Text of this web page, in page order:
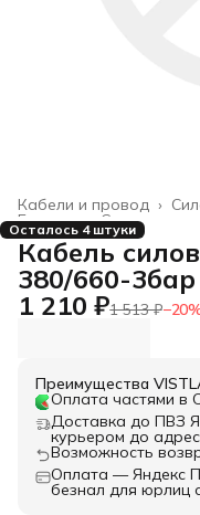
Кабели и провод ›
Главная ›
Осталось 4 штуки
Кабель
380/660-3бар
1 210 ₽1 513 ₽−20
Преимущества
Оплата частями в
Доставка до ПВЗ
курьером до
Возможность
Оплата — Яндекс
безнал для юрлиц